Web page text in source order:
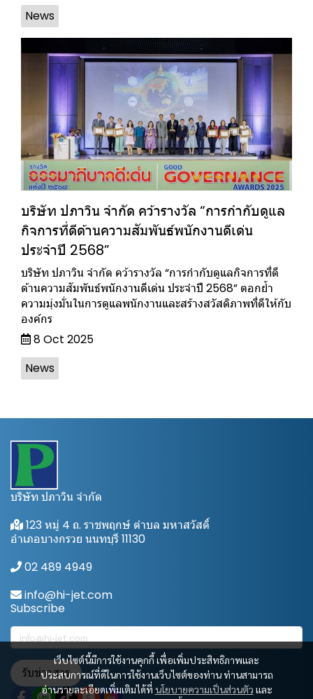
News
บริษัท ปภาวิน จำกัด คว้ารางวัล “การกำกับดูแล
กิจการที่ดีด้านความสัมพันธ์พนักงานดีเด่น
ประจำปี 2568”
บริษัท ปภาวิน จำกัด คว้ารางวัล “การกำกับดูแลกิจการที่ดี
ด้านความสัมพันธ์พนักงานดีเด่น ประจำปี 2568” ตอกย้ำ
ความมุ่งมั่นในการดูแลพนักงานและสร้างสวัสดิภาพที่ดีให้กับ
องค์กร
8 Oct 2025
News
เว็บไซต์นี้มีการใช้งานคุกกี้ เพื่อเพิ่มประสิทธิภาพและ
ประสบการณ์ที่ดีในการใช้งานเว็บไซต์ของท่าน ท่านสามารถ
อ่านรายละเอียดเพิ่มเติมได้ที่ นโยบายความเป็นส่วนตัว และ
บริษัท ปภาวิน จำกัด
123 หมู่ 4 ถ. ราชพฤกษ์ ตำบล มหาสวัสดิ์
อำเภอบางกรวย นนทบุรี 11130
02 489 4949
info@hi-jet.com
Subscribe
รับข่าวสาร